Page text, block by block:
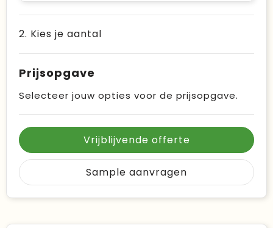
2. Kies je aantal
Prijsopgave
Selecteer jouw opties voor de prijsopgave.
Vrijblijvende offerte
Sample aanvragen